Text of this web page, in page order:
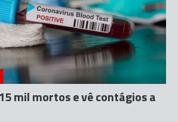
mil mortos e vê contágios a